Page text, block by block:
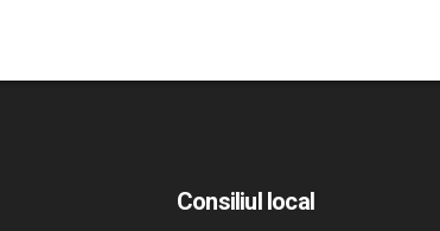
Consiliul local